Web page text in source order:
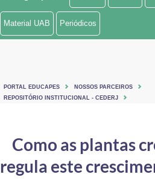
Ministério de Minas e Energia
Ministério do Turismo
Controladoria-Geral da União
Ministério da Mulher, da Família e dos Direitos
Material UAB Periódicos
PORTAL EDUCAPES
NOSSOS PARCEIROS
REPOSITÓRIO INSTITUCIONAL - CEDERJ
Como as plantas
regula este